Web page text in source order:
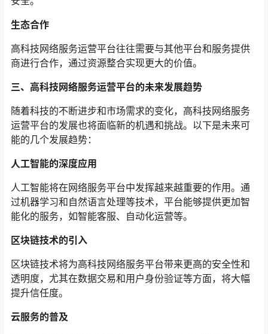
生态合作
高科技网络服务运营平台往往需要与其他平台和服务提供
商进行合作，通过资源整合实现更大的价值。
三、高科技网络服务运营平台的未来发展趋势
随着科技的不断进步和市场需求的变化，高科技网络服务
运营平台的发展也将面临新的机遇和挑战。以下是未来可
能的几个发展趋势：
人工智能的深度应用
人工智能将在网络服务平台中发挥越来越重要的作用。通
过机器学习和自然语言处理等技术，平台能够提供更加智
能化的服务，如智能客服、自动化运营等。
区块链技术的引入
区块链技术将为高科技网络服务平台带来更高的安全性和
透明度，尤其在数据交易和用户身份验证等方面，将大幅
提升信任度。
云服务的普及